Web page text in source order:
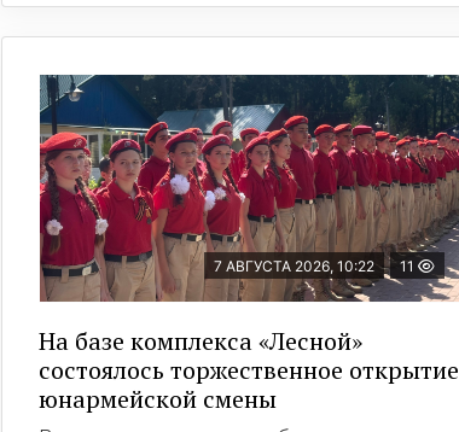
7 АВГУСТА 2026, 10:22 11
На базе комплекса «Лесной»
состоялось торжественное открытие
юнармейской смены